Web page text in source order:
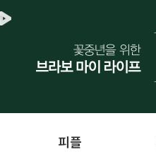
피플